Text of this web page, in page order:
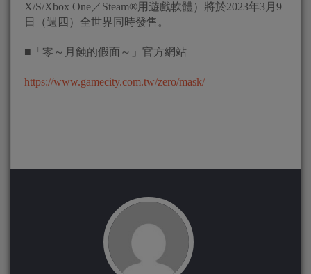
X/S/Xbox One／Steam®用遊戲軟體）將於2023年3月9
日（週四）全世界同時發售。
■「零～月蝕的假面～」官方網站
https://www.gamecity.com.tw/zero/mask/